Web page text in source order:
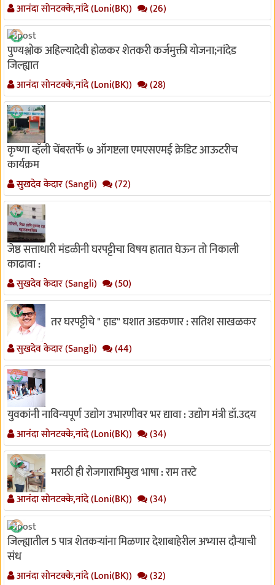
आनंदा सोनटक्के,नांदे (Loni(BK)) (26)
पुण्यश्लोक अहिल्यादेवी होळकर शेतकरी कर्जमुक्ती योजना;नांदेड
जिल्ह्यात
आनंदा सोनटक्के,नांदे (Loni(BK)) (28)
कृष्णा व्हॅली चेंबरतर्फे ७ ऑगष्टला एमएसएमई क्रेडिट आऊटरीच
कार्यक्रम
सुखदेव केदार (Sangli) (72)
जेष्ठ सत्ताधारी मंडळीनी घरपट्टीचा विषय हातात घेऊन तो निकाली
काढावा :
सुखदेव केदार (Sangli) (50)
तर घरपट्टीचे " हाड" घशात अडकणार : सतिश साखळकर
सुखदेव केदार (Sangli) (44)
युवकांनी नाविन्यपूर्ण उद्योग उभारणीवर भर द्यावा : उद्योग मंत्री डॉ.उदय
आनंदा सोनटक्के,नांदे (Loni(BK)) (34)
मराठी ही रोजगाराभिमुख भाषा : राम तरटे
आनंदा सोनटक्के,नांदे (Loni(BK)) (34)
जिल्ह्यातील 5 पात्र शेतकऱ्यांना मिळणार देशाबाहेरील अभ्यास दौऱ्याची
संध
आनंदा सोनटक्के,नांदे (Loni(BK)) (32)